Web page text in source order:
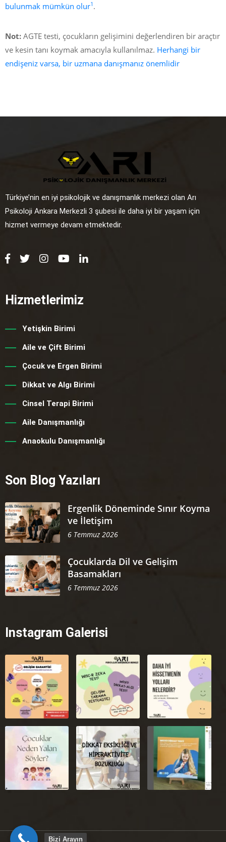
bulunmak mümkün olur1 .
Not: AGTE testi, çocukların gelişimini değerlendiren bir araçtır
ve kesin tanı koymak amacıyla kullanılmaz. Herhangi bir
endişeniz varsa, bir uzmana danışmanız önemlidir
Türkiye’nin en iyi psikolojik ve danışmanlık merkezi olan Arı
Psikoloji Ankara Merkezli 3 şubesi ile daha iyi bir yaşam için
hizmet vermeye devam etmektedir.
Hizmetlerimiz
Yetişkin Birimi
Aile ve Çift Birimi
Çocuk ve Ergen Birimi
Dikkat ve Algı Birimi
Cinsel Terapi Birimi
Aile Danışmanlığı
Anaokulu Danışmanlığı
Son Blog Yazıları
Ergenlik Döneminde Sınır Koyma
ve İletişim
6 Temmuz 2026
Çocuklarda Dil ve Gelişim
Basamakları
6 Temmuz 2026
Instagram Galerisi
Bizi Arayın